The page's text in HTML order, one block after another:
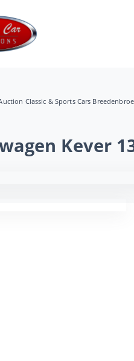
Classic & Sports Cars
Kever